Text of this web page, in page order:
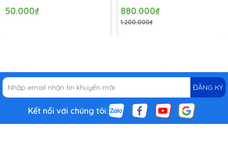
50.000₫ 880.000₫
1.200.000₫
ĐĂNG KÝ
Kết nối với chúng tôi: